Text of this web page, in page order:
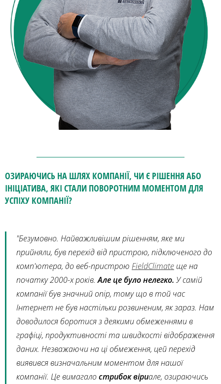
ОЗИРАЮЧИСЬ НА ШЛЯХ КОМПАНІЇ, ЧИ Є РІШЕННЯ АБО
ІНІЦІАТИВА, ЯКІ СТАЛИ ПОВОРОТНИМ МОМЕНТОМ ДЛЯ
УСПІХУ КОМПАНІЇ?
"Безумовно. Найважливішим рішенням, яке ми
прийняли, був перехід від пристрою, підключеного до
комп'ютера, до веб-пристрою FieldClimate ще на
початку 2000-х років.Але це було нелегко. У самій
компанії був значний опір, тому що в той час
Інтернет не був настільки розвиненим, як зараз. Нам
доводилося боротися з деякими обмеженнями в
графіці, продуктивності та швидкості відображення
даних. Незважаючи на ці обмеження, цей перехід
виявився визначальним моментом для нашої
компанії. Це вимагалострибок віриале, озираючись